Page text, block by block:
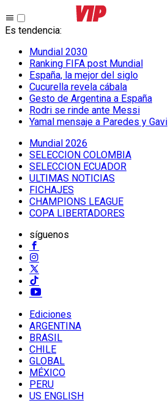
Es tendencia:
Mundial 2030
Ranking FIFA post Mundial
España, la mejor del siglo
Cucurella revela cábala
Gesto de Argentina a España
Rodri se rinde ante Messi
Yamal mensaje a Paredes y Gavi
Mundial 2026
SELECCION COLOMBIA
SELECCION ECUADOR
ULTIMAS NOTICIAS
FICHAJES
CHAMPIONS LEAGUE
COPA LIBERTADORES
síguenos
Ediciones
ARGENTINA
BRASIL
CHILE
GLOBAL
MÉXICO
PERU
US ENGLISH